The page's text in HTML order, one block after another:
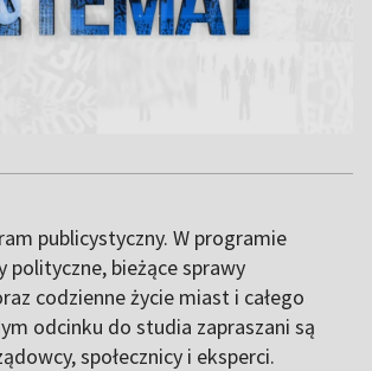
publicystyczny. W programie
bieżące sprawy
codzienne życie miast i całego
odcinku do studia zapraszani są
społecznicy i eksperci.